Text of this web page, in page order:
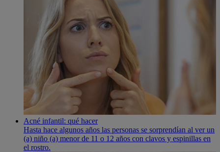
Acné infantil: qué hacer
Hasta hace algunos años las personas se sorprendí­an al ver un
(a) niño (a) menor de 11 o 12 años con clavos y espinillas en
el rostro.